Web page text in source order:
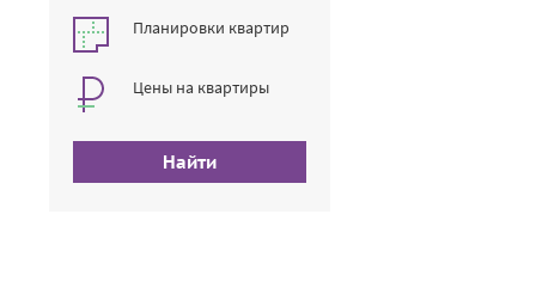
Планировки квартир
Цены на квартиры
Найти